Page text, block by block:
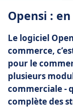
Opensi :
Le logiciel
commerce,
pour le
plusieurs
commerciale -
complète des